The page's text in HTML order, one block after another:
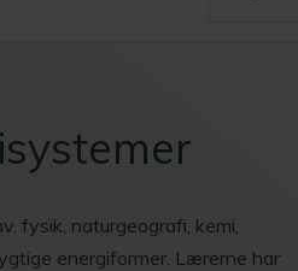
fysik, naturgeografi, kemi,
energiformer. Lærerne har